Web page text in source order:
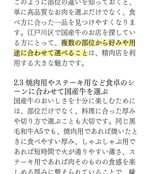
このように部位の違いを知っておくと、
単に高品質なお肉を選ぶだけでなく、食
べ方に合った一品を見つけやすくなりま
す。江戸川区で国産牛のお店を探してい
る方にとって、 複数の部位から好みや用
途に合わせて選べること は、精肉店を利
用する大きな魅力です。
2.3 焼肉用やステーキ用など食卓のシ
ーンに合わせて国産牛を選ぶ
国産牛のおいしさを十分に楽しむために
は、部位だけでなく、料理に合った厚み
や切り方で選ぶことも大切です。同じ黒
毛和牛A5でも、焼肉用であれば焼いたと
きに食べやすい厚み、しゃぶしゃぶ用で
あれば短時間で火が通りやすい薄さ、ス
テーキ用であれば肉そのものの食感を楽
しめる厚みに整えられていることで、
味